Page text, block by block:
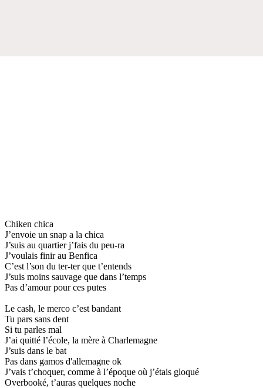
Chiken chica
J’envoie un snap a la chica
J’suis au quartier j’fais du peu-ra
J’voulais finir au Benfica
C’est l’son du ter-ter que t’entends
J’suis moins sauvage que dans l’temps
Pas d’amour pour ces putes
Le cash, le merco c’est bandant
Tu pars sans dent
Si tu parles mal
J’ai quitté l’école, la mère à Charlemagne
J’suis dans le bat
Pas dans gamos d'allemagne ok
J’vais t’choquer, comme à l’époque où j’étais gloqué
Overbooké, t’auras quelques noche